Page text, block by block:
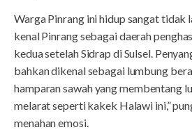
Warga Pinrang ini hidup sangat tidak
kenal Pinrang sebagai daerah
kedua setelah Sidrap di Sulsel.
bahkan dikenal sebagai lumbung
hamparan sawah yang membentang
melarat seperti kakek Halawi ini,”
menahan emosi.